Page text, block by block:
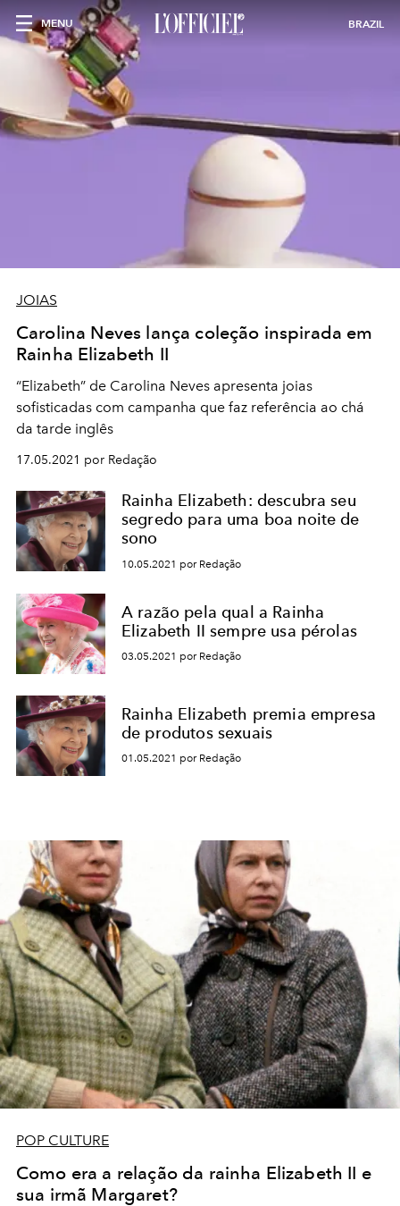
MENU BRAZIL
JOIAS
Carolina Neves lança coleção inspirada em
Rainha Elizabeth II
“Elizabeth” de Carolina Neves apresenta joias
sofisticadas com campanha que faz referência ao chá
da tarde inglês
17.05.2021 por Redação
Rainha Elizabeth: descubra seu
segredo para uma boa noite de
sono
10.05.2021 por Redação
A razão pela qual a Rainha
Elizabeth II sempre usa pérolas
03.05.2021 por Redação
Rainha Elizabeth premia empresa
de produtos sexuais
01.05.2021 por Redação
POP CULTURE
Como era a relação da rainha Elizabeth II e
sua irmã Margaret?